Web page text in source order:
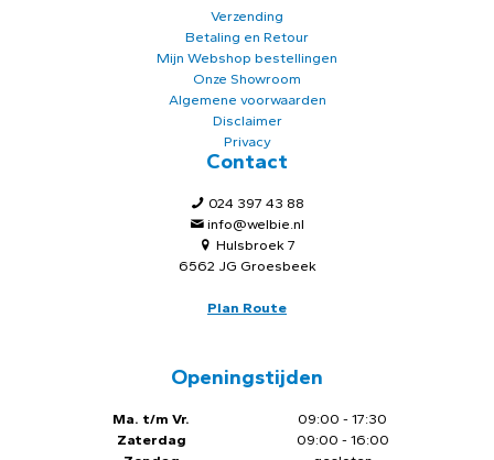
Verzending
Betaling en Retour
Mijn Webshop bestellingen
Onze Showroom
Algemene voorwaarden
Disclaimer
Privacy
Contact
024 397 43 88
info@welbie.nl
Hulsbroek 7
6562 JG Groesbeek
Plan Route
Openingstijden
Ma. t/m Vr.
Zaterdag
09:00 - 17:30
09:00 - 16:00